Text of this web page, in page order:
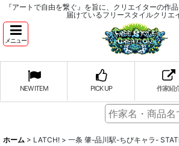
『アートで自由を繋ぐ』を旨に、クリエイターの作
届けているフリースタイルクリエ
メニュー
NEW ITEM PICK UP 作家紹
ホーム > LATCH! > 一条 肇-品川駅-ちびキャラ-